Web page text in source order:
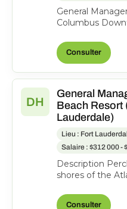
General
Columbus
Columbus, Ohio,
Consulter
DH
General
Beach Resort
Lauderdale)
Lieu : Fort
Salaire : $312 000 -
Description
shores of the
of Fort
Consulter